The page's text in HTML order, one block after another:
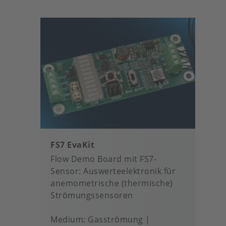
FS7 EvaKit
Flow Demo Board mit FS7-
Sensor: Auswerteelektronik für
anemometrische (thermische)
Strömungssensoren
Medium Gasströmung